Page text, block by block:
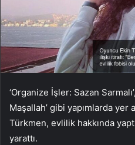
‘Organize İşler: Sazan
Maşallah’ gibi yapımlarda yer
Türkmen, evlilik hakkında
yarattı.